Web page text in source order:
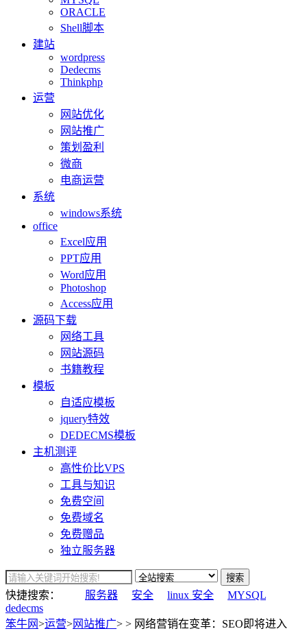
ORACLE
Shell脚本
建站
wordpress
Dedecms
Thinkphp
运营
网站优化
网站推广
策划盈利
微商
电商运营
系统
windows系统
office
Excel应用
PPT应用
Word应用
Photoshop
Access应用
源码下载
网络工具
网站源码
书籍教程
模板
自适应模板
jquery特效
DEDECMS模板
主机测评
高性价比VPS
工具与知识
免费空间
免费域名
免费赠品
独立服务器
搜索
快捷搜索： 服务器 安全 linux 安全
MYSQL
dedecms
笨牛网>运营>网站推广> > 网络营销在变革：SEO即将进入